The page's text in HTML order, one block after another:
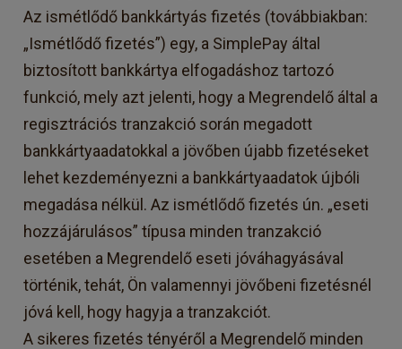
Az ismétlődő bankkártyás fizetés (továbbiakban:
„Ismétlődő fizetés”) egy, a SimplePay által
biztosított bankkártya elfogadáshoz tartozó
funkció, mely azt jelenti, hogy a Megrendelő által a
regisztrációs tranzakció során megadott
bankkártyaadatokkal a jövőben újabb fizetéseket
lehet kezdeményezni a bankkártyaadatok újbóli
megadása nélkül. Az ismétlődő fizetés ún. „eseti
hozzájárulásos” típusa minden tranzakció
esetében a Megrendelő eseti jóváhagyásával
történik, tehát, Ön valamennyi jövőbeni fizetésnél
jóvá kell, hogy hagyja a tranzakciót.
A sikeres fizetés tényéről a Megrendelő minden